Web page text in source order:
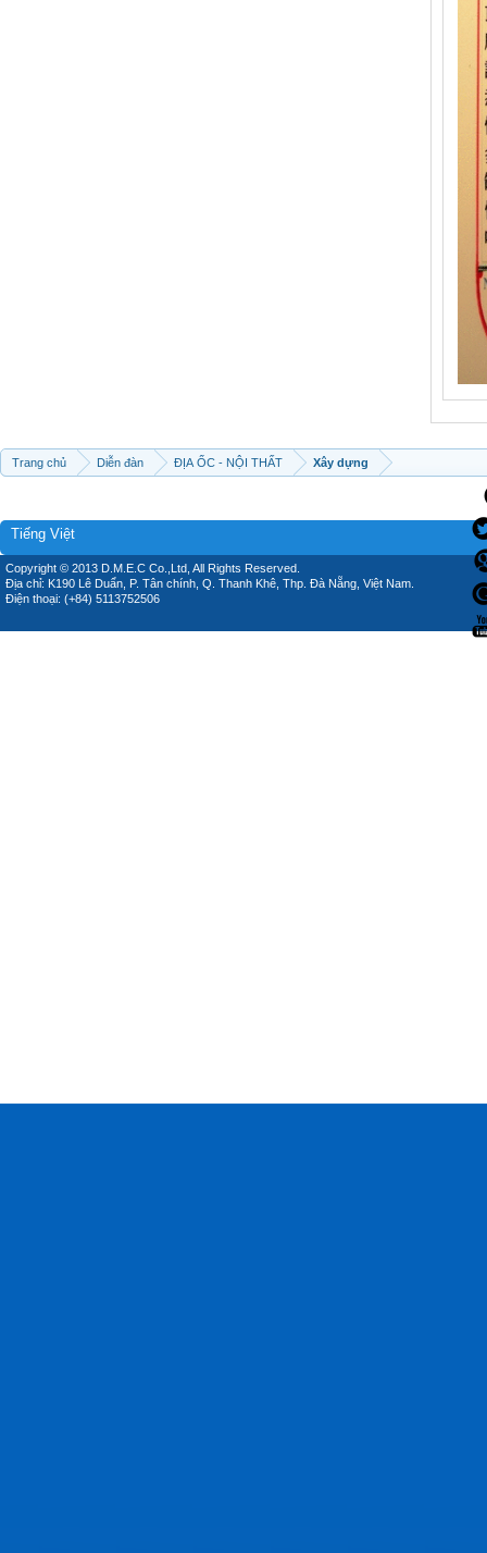
Trang chủ Diễn đàn ĐỊA ỐC - NỘI THẤT Xây dựng
Tiếng Việt
Copyright © 2013 D.M.E.C Co.,Ltd, All Rights Reserved.
Địa chỉ: K190 Lê Duẩn, P. Tân chính, Q. Thanh Khê, Thp. Đà Nẵng, Việt Nam.
Điện thoại: (+84) 5113752506